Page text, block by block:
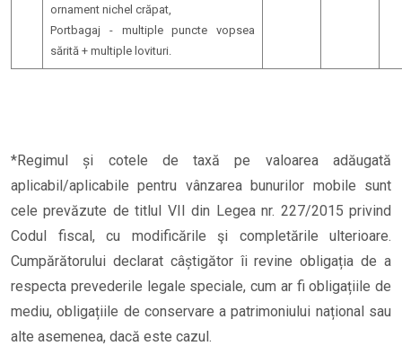
ornament nichel crăpat,
Portbagaj - multiple puncte vopsea
sărită + multiple lovituri.
*Regimul și cotele de taxă pe valoarea adăugată
aplicabil/aplicabile pentru vânzarea bunurilor mobile sunt
cele prevăzute de titlul VII din Legea nr. 227/2015 privind
Codul fiscal, cu modificările şi completările ulterioare.
Cumpărătorului declarat câștigător îi revine obligația de a
respecta prevederile legale speciale, cum ar fi obligațiile de
mediu, obligațiile de conservare a patrimoniului național sau
alte asemenea, dacă este cazul.